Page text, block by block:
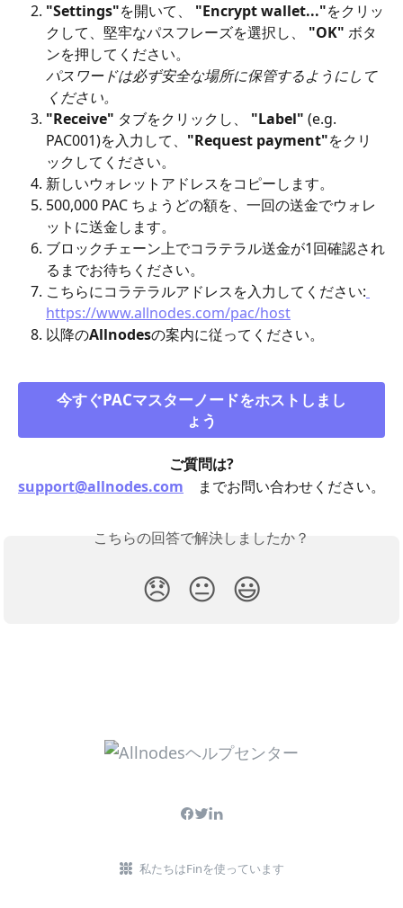
"Settings"を開いて、 "Encrypt wallet..."をクリッ
クして、堅牢なパスフレーズを選択し、
"OK" ボタ
ンを押してください。
パスワードは必ず安全な場所に保管するようにして
ください。
"Receive" タブをクリックし、 "Label" (e.g.
PAC001)を入力して、 "Request payment"をクリ
ックしてください。
新しいウォレットアドレスをコピーします。
500,000 PAC ちょうどの額を、一回の送金でウォレ
ットに送金します。
ブロックチェーン上でコラテラル送金が1回確認され
るまでお待ちください。
こちらにコラテラルアドレスを入力してください:
https://www.allnodes.com/pac/host
以降のAllnodesの案内に従ってください。
今すぐPACマスターノードをホストしまし
ょう
ご質問は?
support@allnodes.com
までお問い合わせください。
こちらの回答で解決しましたか？
😞 😐 😃
私たちはFinを使っています